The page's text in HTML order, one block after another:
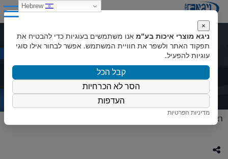
ברז למערכת חם/קר סדרת GN 1100
ראשי
×
ניגא מוצרי איכות בע"מ אנו משתמשים בעוגיות כדי להבטיח את
תפקוד האתר ולשפר את חוויית המשתמש. אפשר לבחור אילו סוגי
עוגיות להפעיל.
קבל הכל
הסר לא הכרחיות
העדפות
מדיניות הפרטיות
Hebrew